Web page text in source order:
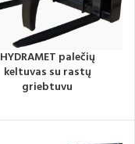
HYDRAMET palečių
keltuvas su rastų
griebtuvu